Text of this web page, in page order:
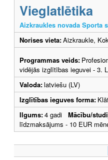
Vieglatlētika
Aizkraukles novada Sporta
Norises vieta:Aizkraukle,
Programmas veids:
vidējās izglītības ieguvei - 3.
Valoda:latviešu (LV)
Izglītības ieguves forma:
Ilgums:4 gadi Mācību/
līdzmaksājums - 10 EUR